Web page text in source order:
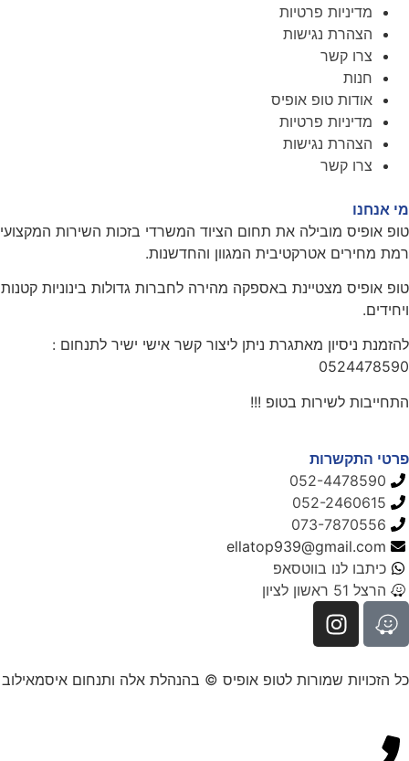
מדיניות פרטיות
הצהרת נגישות
צרו קשר
חנות
אודות טופ אופיס
מדיניות פרטיות
הצהרת נגישות
צרו קשר
מי אנחנו
טופ אופיס מובילה את תחום הציוד המשרדי בזכות השירות המקצועי
רמת מחירים אטרקטיבית המגוון והחדשנות.
טופ אופיס מצטיינת באספקה מהירה לחברות גדולות בינוניות קטנות
ויחידים.
להזמנת ניסיון מאתגרת ניתן ליצור קשר אישי ישיר לתנחום :
0524478590
התחייבות לשירות בטופ !!!
פרטי התקשרות
052-4478590
052-2460615
073-7870556
ellatop939@gmail.com
כיתבו לנו בווטסאפ
הרצל 51 ראשון לציון
כל הזכויות שמורות לטופ אופיס © בהנהלת אלה ותנחום איסמאילוב